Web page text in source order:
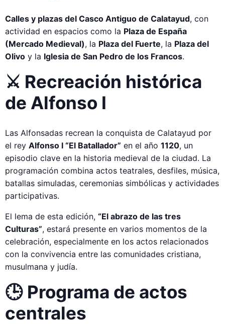
Calles y plazas del Casco Antiguo de Calatayud, con
actividad en espacios como la Plaza de España
(Mercado Medieval), la Plaza del Fuerte, la Plaza del
Olivo y la Iglesia de San Pedro de los Francos.
⚔️ Recreación histórica
de Alfonso I
Las Alfonsadas recrean la conquista de Calatayud por
el rey Alfonso I “El Batallador” en el año 1120, un
episodio clave en la historia medieval de la ciudad. La
programación combina actos teatrales, desfiles, música,
batallas simuladas, ceremonias simbólicas y actividades
participativas.
El lema de esta edición, “El abrazo de las tres
Culturas”, estará presente en varios momentos de la
celebración, especialmente en los actos relacionados
con la convivencia entre las comunidades cristiana,
musulmana y judía.
🕒 Programa de actos
centrales